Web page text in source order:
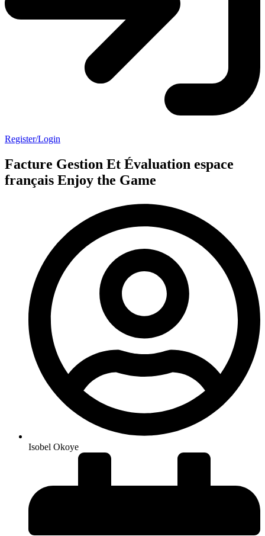
Register/Login
Facture Gestion Et Évaluation espace
français Enjoy the Game
Isobel Okoye